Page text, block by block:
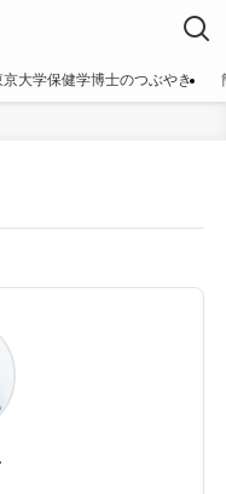
京大学保健学博士のつぶやき